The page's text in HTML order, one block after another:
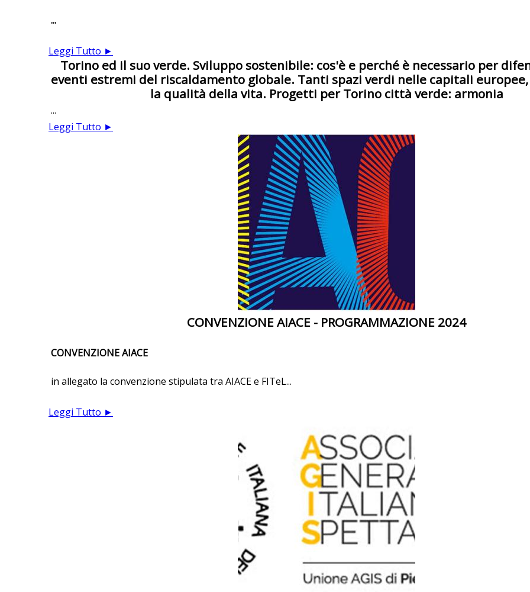
...
Leggi Tutto ►
Torino ed il suo verde. Sviluppo sostenibile: cos'è e perché è necessario per
eventi estremi del riscaldamento globale. Tanti spazi verdi nelle capitali
la qualità della vita. Progetti per Torino città verde: armonia
...
Leggi Tutto ►
CONVENZIONE AIACE - PROGRAMMAZIONE 2024
CONVENZIONE AIACE
in allegato la convenzione stipulata tra AIACE e FITeL...
Leggi Tutto ►